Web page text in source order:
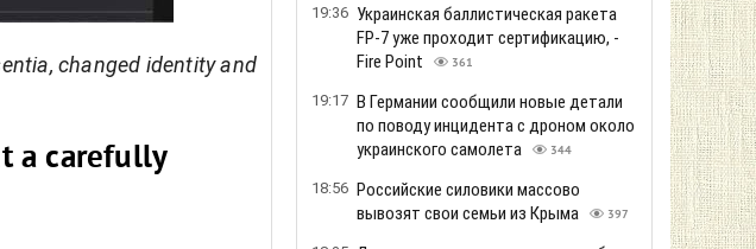
changed identity and
a carefully
19:36 Украинская баллистическая ракета
FP-7 уже проходит сертификацию, -
Fire Point
361
19:17 В Германии сообщили новые детали
по поводу инцидента с дроном около
украинского самолета
344
18:56 Российские силовики массово
вывозят свои семьи из Крыма
397